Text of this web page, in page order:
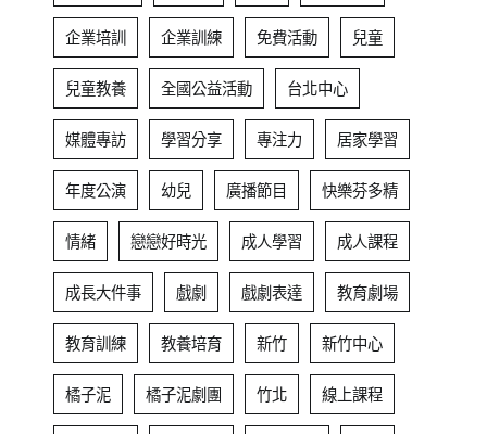
企業培訓 企業訓練 免費活動 兒童
兒童教養 全國公益活動 台北中心
媒體專訪 學習分享 專注力 居家學習
年度公演 幼兒 廣播節目 快樂芬多精
情緒 戀戀好時光 成人學習 成人課程
成長大件事 戲劇 戲劇表達 教育劇場
教育訓練 教養培育 新竹 新竹中心
橘子泥 橘子泥劇團 竹北 線上課程